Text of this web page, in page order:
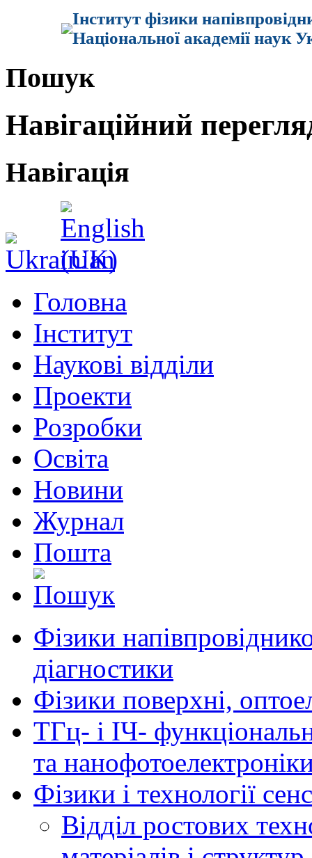
Інститут фізики
Національної академії наук
Пошук
Навігаційний
Навігація
Головна
Інститут
Наукові відділи
Проекти
Розробки
Освіта
Новини
Журнал
Пошта
Фізики
діагностики
Фізики поверхні,
ТГц- і ІЧ-
та
Фізики і технології
Відділ ростових